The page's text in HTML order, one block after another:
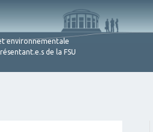
environnementale
de la FSU